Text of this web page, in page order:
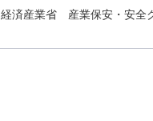
経済産業省 産業保安・安全